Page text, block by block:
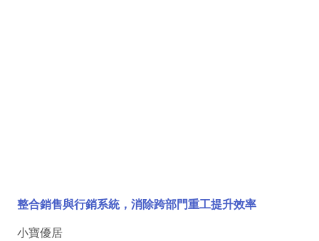
整合銷售與行銷系統，消除跨部門重工提升效率
小寶優居